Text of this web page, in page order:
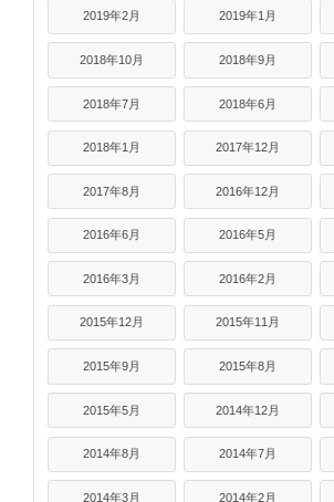
2019年2月 2019年1月
2018年10月 2018年9月
2018年7月 2018年6月
2018年1月 2017年12月
2017年8月 2016年12月
2016年6月 2016年5月
2016年3月 2016年2月
2015年12月 2015年11月
2015年9月 2015年8月
2015年5月 2014年12月
2014年8月 2014年7月
2014年3月 2014年2月